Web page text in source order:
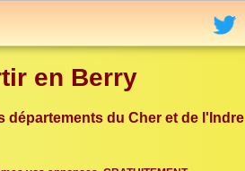
en Berry
départements du Cher et de l'Indre